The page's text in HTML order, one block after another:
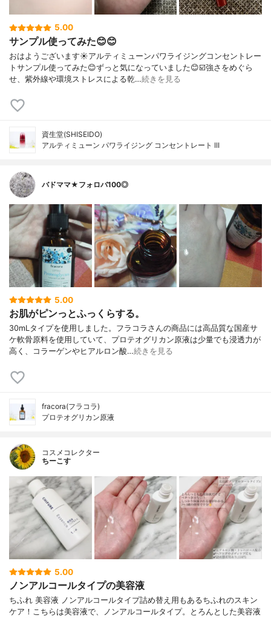
5.00
サンプル使ってみた😊😊
おはようございます☀アルティミューンパワライジングコンセントレー
トサンプル使ってみた😊ずっと気になっていました😊☑️強さをめぐら
せ、紫外線や環境ストレスによる乾…続きを見る
資生堂(SHISEIDO)
アルティミューン パワライジング コンセントレート III
バドママ★フォロバ100◎
5.00
お肌がピンっとふっくらする。
30mLタイプを使用しました。フラコラさんの商品には高品質な国産サ
ケ軟骨原料を使用していて、プロテオグリカン原液は少量でも浸透力が
高く、コラーゲンやヒアルロン酸…続きを見る
fracora(フラコラ)
プロテオグリカン原液
コスメコレクター
ちーこす
5.00
ノンアルコールタイプの美容液
ちふれ 美容液 ノンアルコールタイプ詰め替え用もあるちふれのスキン
ケア！こちらは美容液で、ノンアルコールタイプ。とろんとした美容液